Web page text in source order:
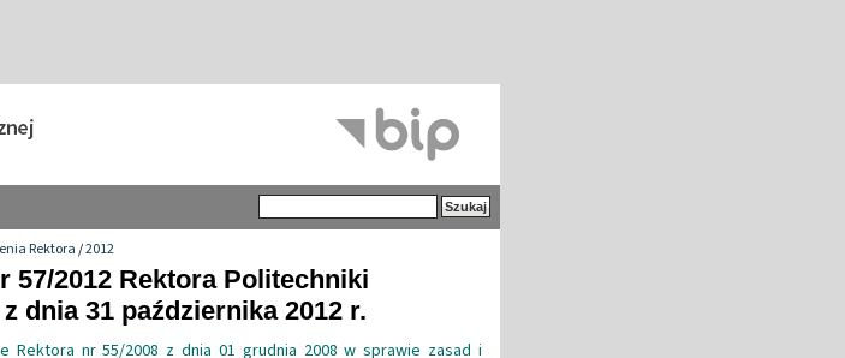
Rektora/2012
57/2012 Rektora Politechniki
dnia 31 października 2012 r.
Rektora nr 55/2008 z dnia 01 grudnia 2008 w sprawie zasad i